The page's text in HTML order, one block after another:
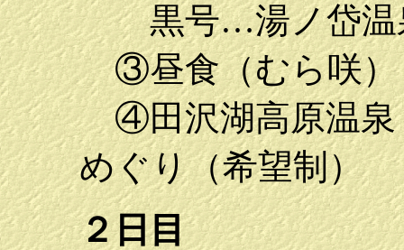
黒号…湯ノ岱温
③昼食（むら咲）
④田沢湖高原温泉
めぐり（希望制）
２日目